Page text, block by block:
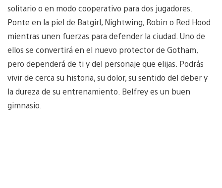
solitario o en modo cooperativo para dos jugadores.
Ponte en la piel de Batgirl, Nightwing, Robin o Red Hood
mientras unen fuerzas para defender la ciudad. Uno de
ellos se convertirá en el nuevo protector de Gotham,
pero dependerá de ti y del personaje que elijas. Podrás
vivir de cerca su historia, su dolor, su sentido del deber y
la dureza de su entrenamiento. Belfrey es un buen
gimnasio.